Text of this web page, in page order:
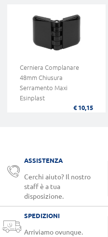
Cerniera Complanare
48mm Chiusura
Serramento Maxi
Esinplast
€ 10,15
ASSISTENZA
Cerchi aiuto? Il nostro
staff è a tua
disposizione.
SPEDIZIONI
Arriviamo ovunque.